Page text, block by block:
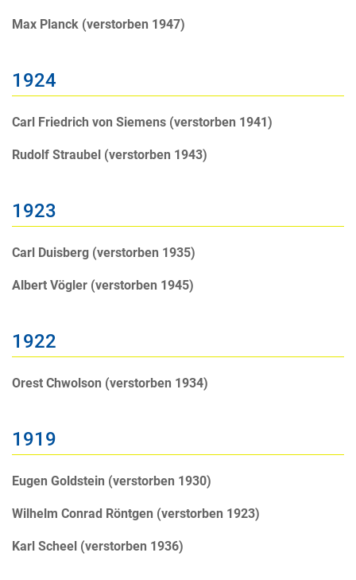
Max Planck (verstorben 1947)
1924
Carl Friedrich von Siemens (verstorben 1941)
Rudolf Straubel (verstorben 1943)
1923
Carl Duisberg (verstorben 1935)
Albert Vögler (verstorben 1945)
1922
Orest Chwolson (verstorben 1934)
1919
Eugen Goldstein (verstorben 1930)
Wilhelm Conrad Röntgen (verstorben 1923)
Karl Scheel (verstorben 1936)